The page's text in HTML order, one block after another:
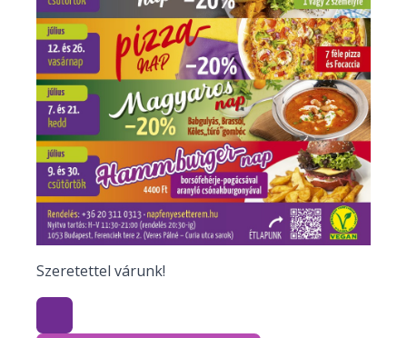
Szeretettel várunk!